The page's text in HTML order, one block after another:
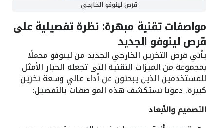
قرص لينوفو الخارجي
مواصفات تقنية مبهرة: نظرة تفصيلية على
قرص لينوفو الجديد
يأتي قرص التخزين الخارجي الجديد من لينوفو محملًا
بمجموعة من الميزات التقنية التي تجعله الخيار الأمثل
للمستخدمين الذين يبحثون عن أداء عالي وسعة تخزين
كبيرة. دعونا نستكشف هذه المواصفات بالتفصيل:
التصميم والأبعاد